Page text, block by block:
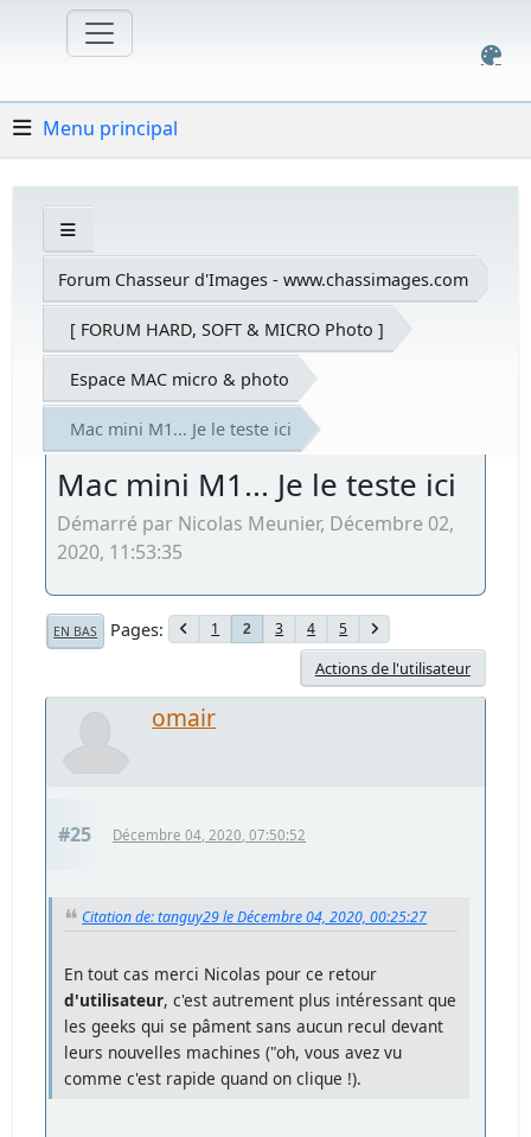
Menu principal
Forum Chasseur d'Images - www.chassimages.com
[ FORUM HARD, SOFT & MICRO Photo ]
Espace MAC micro & photo
Mac mini M1... Je le teste ici
Mac mini M1... Je le teste ici
Démarré par Nicolas Meunier, Décembre 02,
2020, 11:53:35
EN BAS Pages 1 2 3 4 5
Actions de l'utilisateur
omair
#25 Décembre 04, 2020, 07:50:52
Citation de: tanguy29 le Décembre 04, 2020, 00:25:27
En tout cas merci Nicolas pour ce retour
d'utilisateur, c'est autrement plus intéressant que
les geeks qui se pâment sans aucun recul devant
leurs nouvelles machines ("oh, vous avez vu
comme c'est rapide quand on clique !).